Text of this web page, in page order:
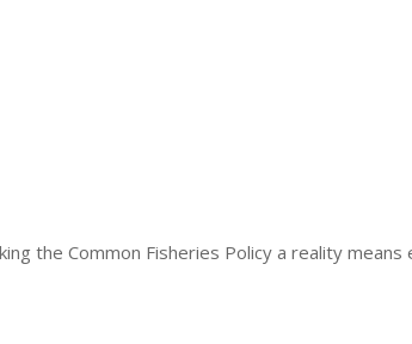
the Common Fisheries Policy a reality